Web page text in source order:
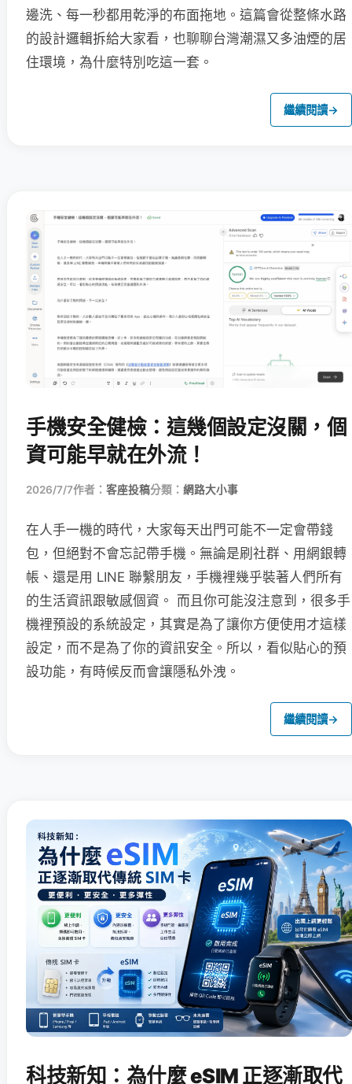
邊洗、每一秒都用乾淨的布面拖地。這篇會從整條水路
的設計邏輯拆給大家看，也聊聊台灣潮濕又多油煙的居
住環境，為什麼特別吃這一套。
繼續閱讀→
手機安全健檢：這幾個設定沒關，個
資可能早就在外流！
2026/7/7作者： 客座投稿分類： 網路大小事
在人手一機的時代，大家每天出門可能不一定會帶錢
包，但絕對不會忘記帶手機。無論是刷社群、用網銀轉
帳、還是用 LINE 聯繫朋友，手機裡幾乎裝著人們所有
的生活資訊跟敏感個資。 而且你可能沒注意到，很多手
機裡預設的系統設定，其實是為了讓你方便使用才這樣
設定，而不是為了你的資訊安全。所以，看似貼心的預
設功能，有時候反而會讓隱私外洩。
繼續閱讀→
科技新知：為什麼 eSIM 正逐漸取代